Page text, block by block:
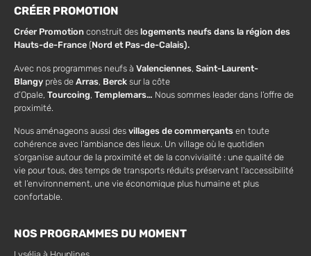
CRÉER PROMOTION
Créer Promotion construit des logements neufs dans la région des
Hauts-de-France (Nord et Pas-de-Calais).
Avec nos programmes neufs à Valenciennes, Saint-Laurent-
Blangy près de Arras, Berck sur la côte
d’Opale, Tourcoing, Templemars… Nous sommes leader dans l’offre de
proximité.
Nous aménageons aussi des villages de commerçants en toute
cohérence avec l’ambiance des lieux. Un village où le quotidien
s’organise autour de la proximité et de la convivialité : une qualité de
vie pour tous, des temps de transports réduits préservant l’accessibilité
et l’environnement, une vie économique plus humaine et plus
confortable.
NOS PROGRAMMES DU MOMENT